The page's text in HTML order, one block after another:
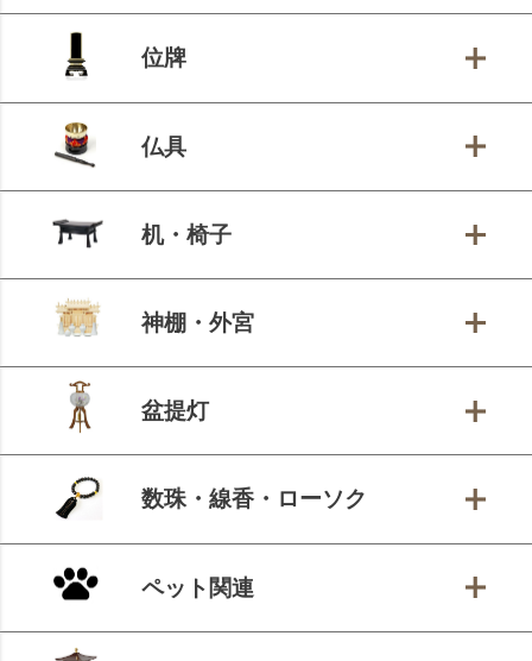
位牌
仏具
机・椅子
神棚・外宮
盆提灯
数珠・線香・ローソク
ペット関連